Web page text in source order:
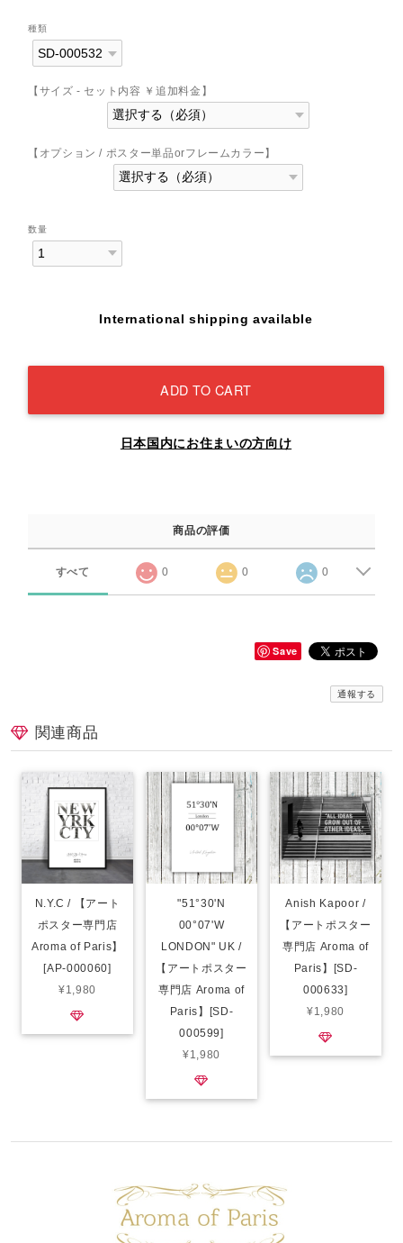
種類
【サイズ - セット内容 ￥追加料金】
【オプション / ポスター単品orフレームカラー】
数量
International shipping available
ADD TO CART
日本国内にお住まいの方向け
商品の評価
すべて 0 0 0
Save
通報する
関連商品
N.Y.C / 【アート
ポスター専門店
Aroma of Paris】
[AP-000060]
¥1,980
"51°30'N
00°07'W
LONDON" UK /
【アートポスター
専門店 Aroma of
Paris】[SD-
000599]
¥1,980
Anish Kapoor /
【アートポスター
専門店 Aroma of
Paris】[SD-
000633]
¥1,980